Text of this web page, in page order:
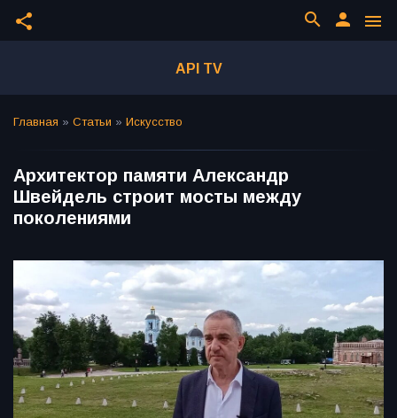
share menu
person
search
API TV
Главная » Статьи » Искусство
Архитектор памяти Александр
Швейдель строит мосты между
поколениями